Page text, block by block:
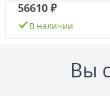
56610 ₽
В наличии
Вы